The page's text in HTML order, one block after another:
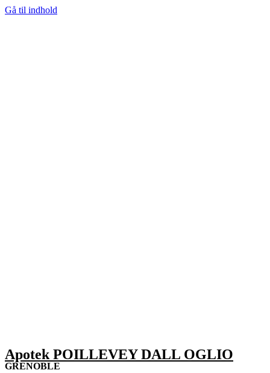
Gå til indhold
Apotek POILLEVEY DALL OGLIO
GRENOBLE